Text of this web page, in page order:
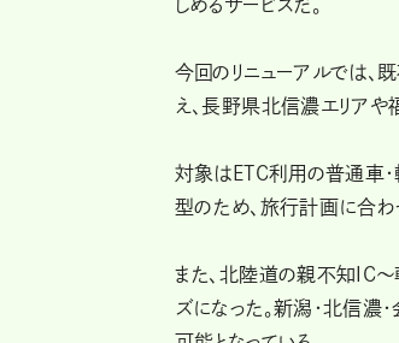
しめるサービスだ。
今回のリニューアルでは、
え、長野県北信濃エリアや
対象はETC利用の普通車・
型のため、旅行計画に合わ
また、北陸道の親不知IC
ズになった。新潟・北信濃